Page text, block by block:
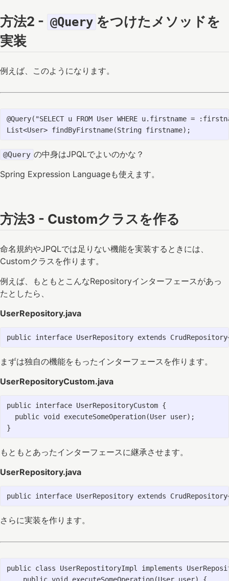
方法2 - @Query をつけたメソッドを
実装
例えば、このようになります。
@Query("SELECT u FROM User WHERE u.firstname =
@Query の中身はJPQLでよいのかな？
Spring Expression Languageも使えます。
方法3 - Customクラスを作る
命名規約やJPQLでは足りない機能を実装するときには、
Customクラスを作ります。
例えば、もともとこんなRepositoryインターフェースがあっ
たとしたら、
UserRepository.java
まずは独自の機能をもったインターフェースを作ります。
UserRepositoryCustom.java
public interface UserRepositoryCustom {
  public void executeSomeOperation(User user);
もともとあったインターフェースに継承させます。
UserRepository.java
さらに実装を作ります。
public class UserRepostitoryImpl implements